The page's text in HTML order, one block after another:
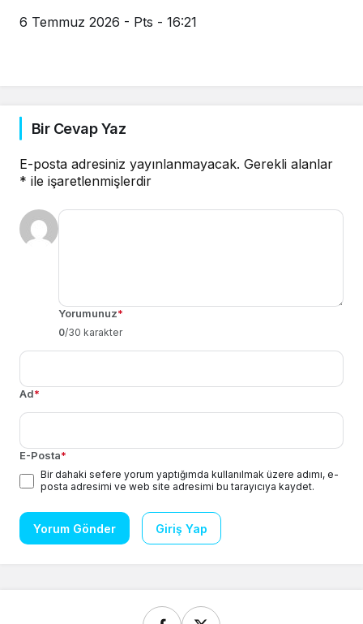
6 Temmuz 2026 - Pts - 16:21
Bir Cevap Yaz
E-posta adresiniz yayınlanmayacak. Gerekli alanlar
* ile işaretlenmişlerdir
Yorumunuz*
0/30 karakter
Ad*
E-Posta*
Bir dahaki sefere yorum yaptığımda kullanılmak üzere adımı, e-
posta adresimi ve web site adresimi bu tarayıcıya kaydet.
Yorum Gönder Giriş Yap